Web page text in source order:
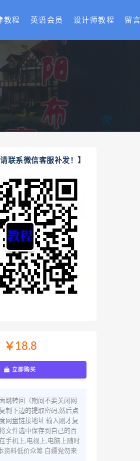
教程 英语会员 设计师教程 留
联系微信客服补发！】
￥18.8
立即购买
跳转回（期间不要关闭网
制下边的提取密码,然后点
网盘链接地址 输入刚才复
文件选中保存到自己的百
手机上,电视上,电脑上随时
资料低价众筹 白嫖党勿来